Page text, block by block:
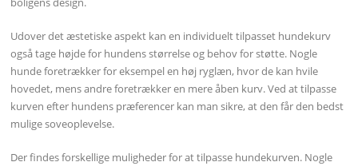
Udover det æstetiske aspekt kan en individuelt tilpasset hundekurv
også tage højde for hundens størrelse og behov for støtte. Nogle
hunde foretrækker for eksempel en høj ryglæn, hvor de kan hvile
hovedet, mens andre foretrækker en mere åben kurv. Ved at tilpasse
kurven efter hundens præferencer kan man sikre, at den får den bedst
mulige soveoplevelse.
Der findes forskellige muligheder for at tilpasse hundekurven. Nogle